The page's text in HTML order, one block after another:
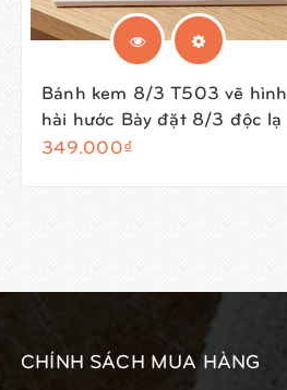
Bánh kem 8/3 T503 vẽ hình
hài hước Bày đặt 8/3 độc lạ
349.000₫
CHÍNH SÁCH MUA HÀNG